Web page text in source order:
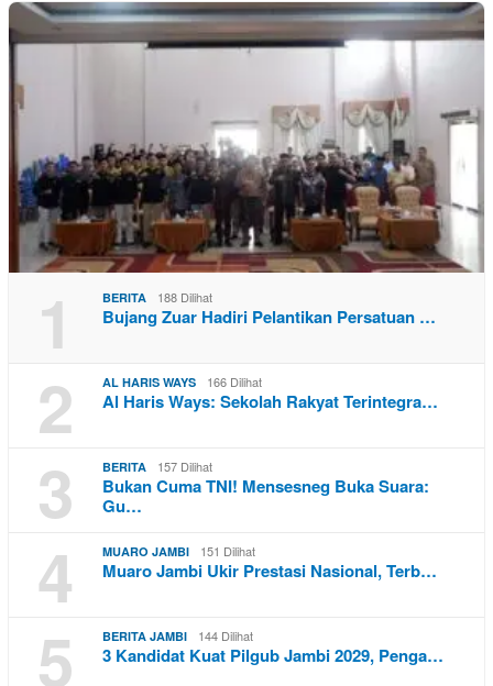
1 BERITA 188 Dilihat
Bujang Zuar Hadiri Pelantikan Persatuan …
2 AL HARIS WAYS 166 Dilihat
Al Haris Ways: Sekolah Rakyat Terintegra…
3 BERITA 157 Dilihat
Bukan Cuma TNI! Mensesneg Buka Suara:
Gu…
4 MUARO JAMBI 151 Dilihat
Muaro Jambi Ukir Prestasi Nasional, Terb…
5 BERITA JAMBI 144 Dilihat
3 Kandidat Kuat Pilgub Jambi 2029, Penga…